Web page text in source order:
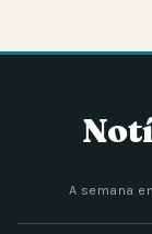
A semana